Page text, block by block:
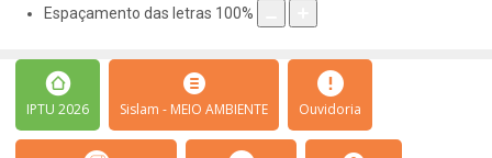
Espaçamento das letras 100%
IPTU 2026 Sislam - MEIO AMBIENTE Ouvidoria